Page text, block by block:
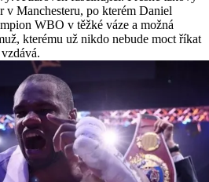
Manchesteru, po kterém Daniel
WBO v těžké váze a možná
kterému už nikdo nebude moct říkat